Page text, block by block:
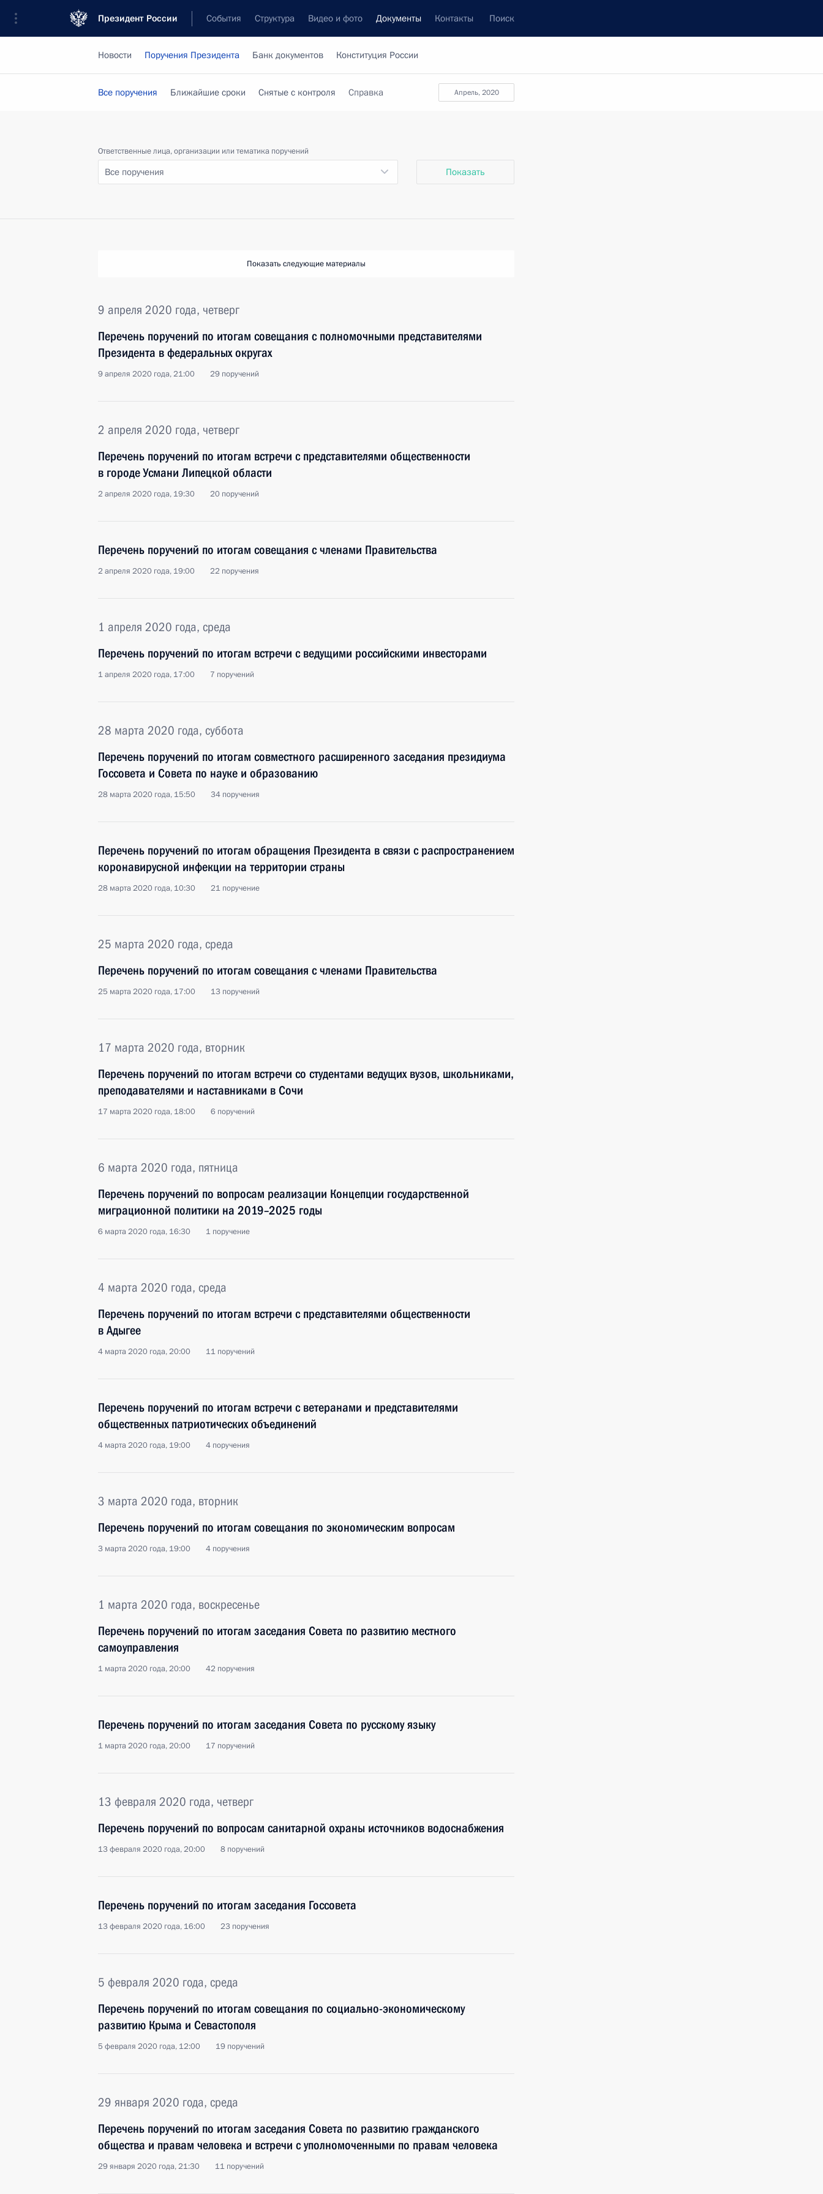
Президент России События Структура Видео и фото Документы Контакты Поиск
Новости Поручения Президента Банк документов Конституция России
апрель, 2020
Все поручения Ближайшие сроки Снятые с контроля Справка
Ответственные лица, организации или тематика поручений
Все поручения Показать
Показать следующие материалы
9 апреля 2020 года, четверг
Перечень поручений по итогам совещания с полномочными представителями
Президента в федеральных округах
9 апреля 2020 года, 21:00 29 поручений
2 апреля 2020 года, четверг
Перечень поручений по итогам встречи с представителями общественности
в городе Усмани Липецкой области
2 апреля 2020 года, 19:30 20 поручений
Перечень поручений по итогам совещания с членами Правительства
2 апреля 2020 года, 19:00 22 поручения
1 апреля 2020 года, среда
Перечень поручений по итогам встречи с ведущими российскими инвесторами
1 апреля 2020 года, 17:00 7 поручений
28 марта 2020 года, суббота
Перечень поручений по итогам совместного расширенного заседания президиума
Госсовета и Совета по науке и образованию
28 марта 2020 года, 15:50 34 поручения
Перечень поручений по итогам обращения Президента в связи с распространением
коронавирусной инфекции на территории страны
28 марта 2020 года, 10:30 21 поручение
25 марта 2020 года, среда
Перечень поручений по итогам совещания с членами Правительства
25 марта 2020 года, 17:00 13 поручений
17 марта 2020 года, вторник
Перечень поручений по итогам встречи со студентами ведущих вузов, школьниками,
преподавателями и наставниками в Сочи
17 марта 2020 года, 18:00 6 поручений
6 марта 2020 года, пятница
Перечень поручений по вопросам реализации Концепции государственной
миграционной политики на 2019–2025 годы
6 марта 2020 года, 16:30 1 поручение
4 марта 2020 года, среда
Перечень поручений по итогам встречи с представителями общественности
в Адыгее
4 марта 2020 года, 20:00 11 поручений
Перечень поручений по итогам встречи с ветеранами и представителями
общественных патриотических объединений
4 марта 2020 года, 19:00 4 поручения
3 марта 2020 года, вторник
Перечень поручений по итогам совещания по экономическим вопросам
3 марта 2020 года, 19:00 4 поручения
1 марта 2020 года, воскресенье
Перечень поручений по итогам заседания Совета по развитию местного
самоуправления
1 марта 2020 года, 20:00 42 поручения
Перечень поручений по итогам заседания Совета по русскому языку
1 марта 2020 года, 20:00 17 поручений
13 февраля 2020 года, четверг
Перечень поручений по вопросам санитарной охраны источников водоснабжения
13 февраля 2020 года, 20:00 8 поручений
Перечень поручений по итогам заседания Госсовета
13 февраля 2020 года, 16:00 23 поручения
5 февраля 2020 года, среда
Перечень поручений по итогам совещания по социально-экономическому
развитию Крыма и Севастополя
5 февраля 2020 года, 12:00 19 поручений
29 января 2020 года, среда
Перечень поручений по итогам заседания Совета по развитию гражданского
общества и правам человека и встречи с уполномоченными по правам человека
29 января 2020 года, 21:30 11 поручений